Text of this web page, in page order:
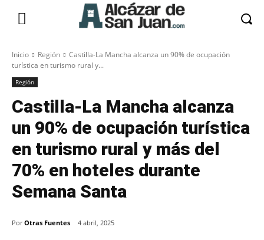
Inicio Región
Castilla-La Mancha alcanza un 90% de ocupación
turística en turismo rural y...
Región
Castilla-La Mancha alcanza
un 90% de ocupación turística
en turismo rural y más del
70% en hoteles durante
Semana Santa
Por Otras Fuentes 4 abril, 2025